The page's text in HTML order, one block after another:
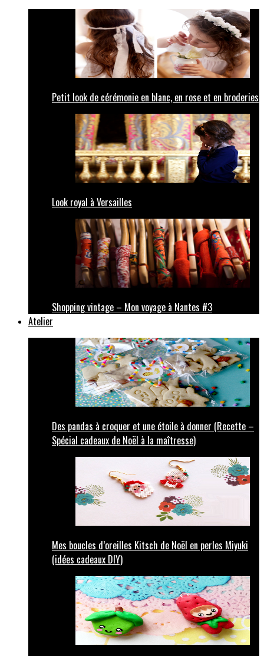
Petit look de cérémonie en blanc, en rose et en broderies
Look royal à Versailles
Shopping vintage – Mon voyage à Nantes #3
Atelier
Des pandas à croquer et une étoile à donner (Recette –
Spécial cadeaux de Noël à la maîtresse)
Mes boucles d’oreilles Kitsch de Noël en perles Miyuki
(idées cadeaux DIY)